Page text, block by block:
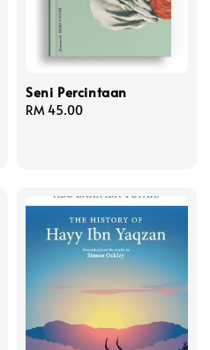
Seni Percintaan
Regular
RM 45.00